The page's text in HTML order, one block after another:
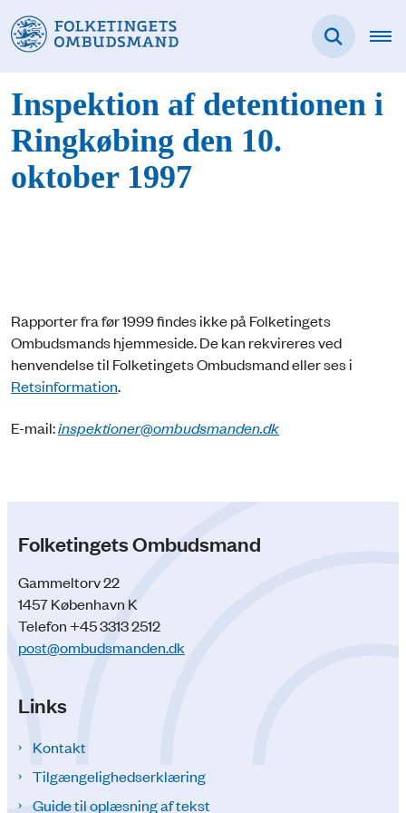
Inspektion af detentionen i
Ringkøbing den 10.
oktober 1997
Rapporter fra før 1999 findes ikke på Folketingets
Ombudsmands hjemmeside. De kan rekvireres ved
henvendelse til Folketingets Ombudsmand eller ses i
Retsinformation.
E-mail:inspektioner@ombudsmanden.dk
Folketingets Ombudsmand
Gammeltorv 22
1457 København K
Telefon +45 3313 2512
post@ombudsmanden.dk
Links
Kontakt
Tilgængelighedserklæring
Guide til oplæsning af tekst